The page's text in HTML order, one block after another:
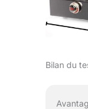
Bilan du